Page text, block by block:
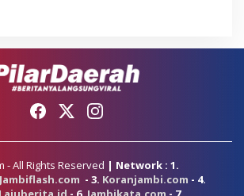
- All Rights Reserved | Network : 1.
Jambiflash.com - 3. Koranjambi.com - 4.